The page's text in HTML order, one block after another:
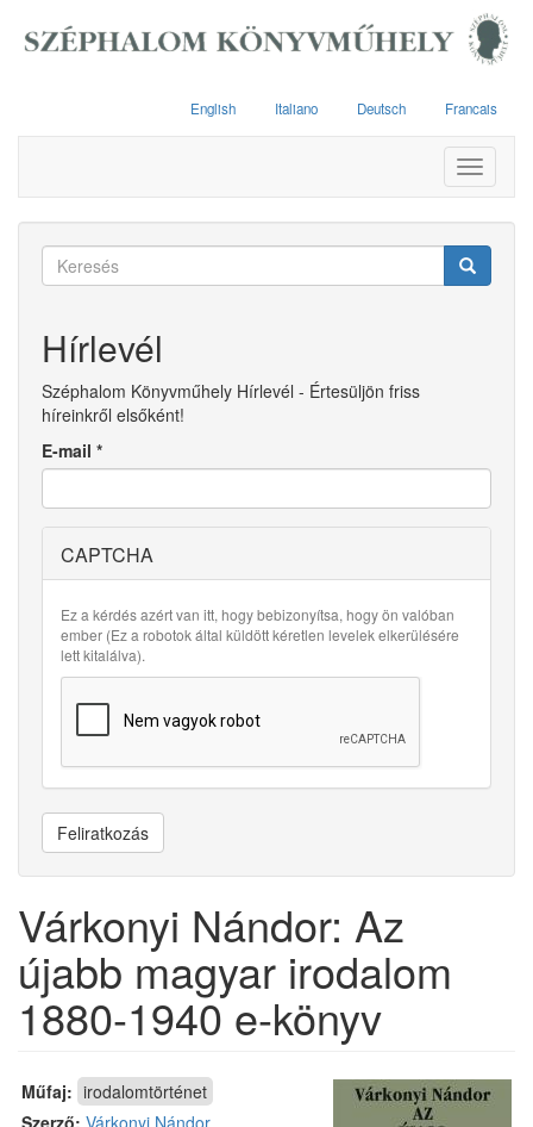
English Italiano Deutsch Francais
Toggle
Keresés
Hírlevél
Széphalom Könyvműhely Hírlevél - Értesüljön friss
híreinkről elsőként!
E-mail *
CAPTCHA
Ez a kérdés azért van itt, hogy bebizonyítsa, hogy ön valóban
ember (Ez a robotok által küldött kéretlen levelek elkerülésére
lett kitalálva).
Feliratkozás
Várkonyi Nándor: Az
újabb magyar irodalom
1880-1940 e-könyv
Műfaj: irodalomtörténet
Szerző: Várkonyi Nándor